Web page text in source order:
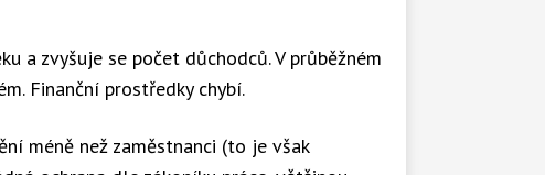
1,6194 283 176 Kč
a zvyšuje se počet důchodců. V průběžném
Finanční prostředky chybí.
méně než zaměstnanci (to je však